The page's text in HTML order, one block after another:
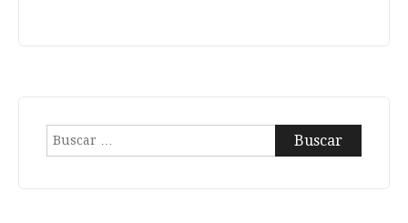
Buscar: